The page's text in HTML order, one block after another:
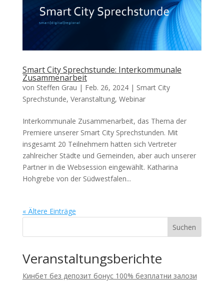
Smart City Sprechstunde: Interkommunale
Zusammenarbeit
von Steffen Grau | Feb. 26, 2024| Smart City
Sprechstunde, Veranstaltung, Webinar
Interkommunale Zusammenarbeit, das Thema der
Premiere unserer Smart City Sprechstunden. Mit
insgesamt 20 Teilnehmern hatten sich Vertreter
zahlreicher Städte und Gemeinden, aber auch unserer
Partner in die Websession eingewählt. Katharina
Hohgrebe von der Südwestfalen...
« Ältere Einträge
Suchen
Veranstaltungsberichte
Кинбет без депозит бонус 100% безплатни залози